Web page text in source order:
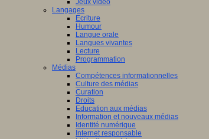
Jeux vidéo
Langages
Ecriture
Humour
Langue orale
Langues vivantes
Lecture
Programmation
Médias
Compétences informationnelles
Culture des médias
Curation
Droits
Education aux médias
Information et nouveaux médias
Identité numérique
Internet responsable